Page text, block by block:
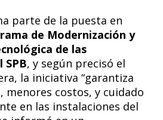
parte de la puesta en
de Modernización y
de las
SPB, y según precisó el
la iniciativa “garantiza
menores costos, y cuidado
en las instalaciones del